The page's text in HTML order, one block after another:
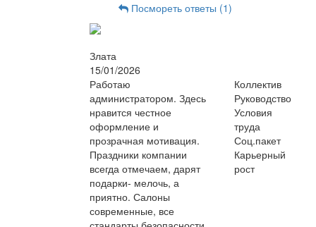
Посмореть ответы (1)
Злата
15/01/2026
Работаю
администратором. Здесь
нравится честное
оформление и
прозрачная мотивация.
Праздники компании
всегда отмечаем, дарят
подарки- мелочь, а
приятно. Салоны
современные, все
Коллектив
Руководство
Условия
труда
Соц.пакет
Карьерный
рост